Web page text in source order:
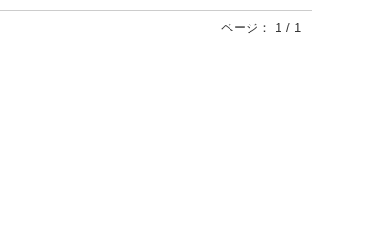
ページ： 1 / 1